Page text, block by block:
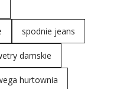
spodnie jeans
damskie
hurtownia